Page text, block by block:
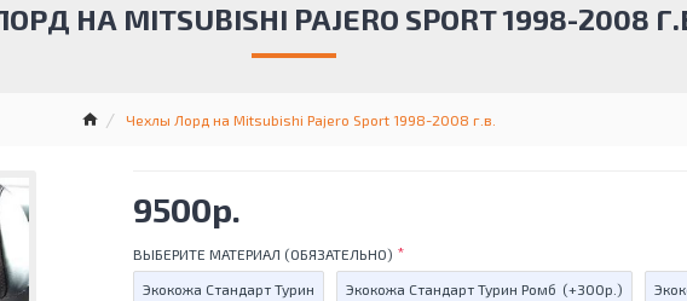
Чехлы Лорд на Mitsubishi Pajero Sport 1998-2008 г.в.
НА MITSUBISHI PAJERO SPORT 1998-2008
9500р.
ВЫБЕРИТЕ МАТЕРИАЛ (ОБЯЗАТЕЛЬНО)
Экокожа Стандарт Турин Экокожа Стандарт Турин Ромб (+300р.)